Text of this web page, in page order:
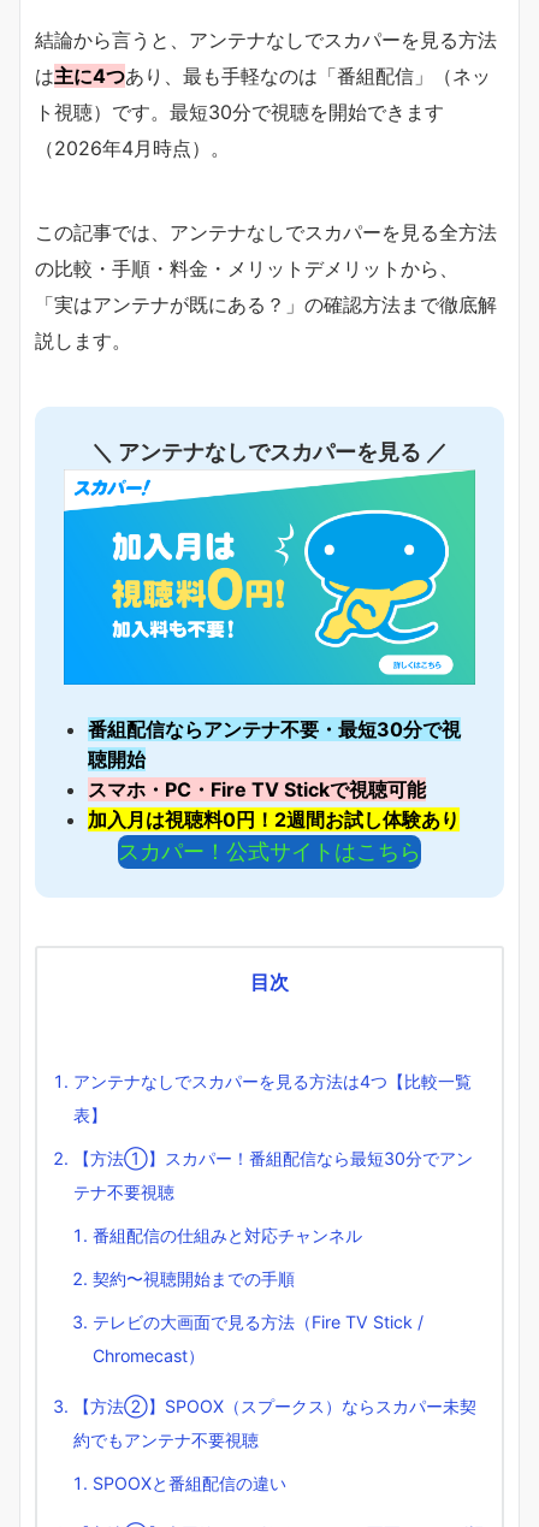
結論から言うと、アンテナなしでスカパーを見る方法
は主に4つあり、最も手軽なのは「番組配信」（ネッ
ト視聴）です。最短30分で視聴を開始できます
（2026年4月時点）。
この記事では、アンテナなしでスカパーを見る全方法
の比較・手順・料金・メリットデメリットから、
「実はアンテナが既にある？」の確認方法まで徹底解
説します。
＼ アンテナなしでスカパーを見る ／
番組配信ならアンテナ不要・最短30分で視
聴開始
スマホ・PC・Fire TV Stickで視聴可能
加入月は視聴料0円！2週間お試し体験あり
スカパー！公式サイトはこちら
目次
アンテナなしでスカパーを見る方法は4つ【比較一覧
表】
【方法①】スカパー！番組配信なら最短30分でアン
テナ不要視聴
番組配信の仕組みと対応チャンネル
契約〜視聴開始までの手順
テレビの大画面で見る方法（Fire TV Stick /
Chromecast）
【方法②】SPOOX（スプークス）ならスカパー未契
約でもアンテナ不要視聴
SPOOXと番組配信の違い